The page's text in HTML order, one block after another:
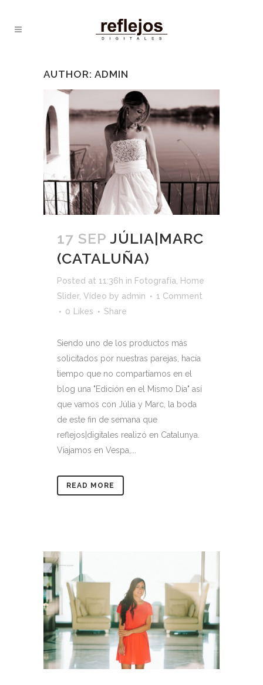
AUTHOR: ADMIN
17 SEP JÚLIA|MARC
(CATALUÑA)
Posted at 11:36h in Fotografía Home
Slider, Vídeo by admin
1 Comment
0 Likes Share
Siendo uno de los productos más
solicitados por nuestras parejas, hacía
tiempo que no compartíamos en el
blog una "Edición en el Mismo Día" así
que vamos con Júlia y Marc, la boda
de este fin de semana que
reflejos|digitales realizó en Catalunya.
Viajamos en Vespa,...
READ MORE